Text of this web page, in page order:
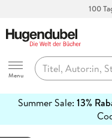
100
Hugendubel
Menu
Summer Sale: 13%
erfahren